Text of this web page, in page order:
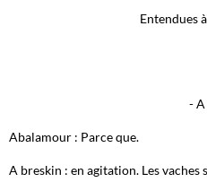
Entendues
-
Abalamour : Parce que.
A breskin : en agitation. Les vaches